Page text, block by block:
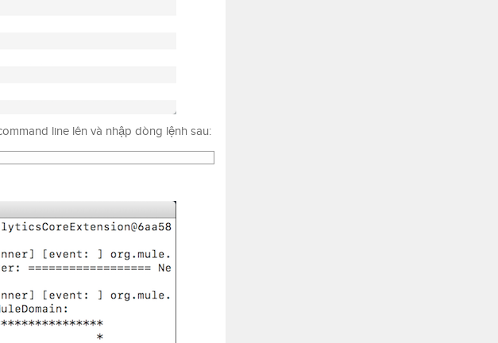
line lên và nhập dòng lệnh sau: